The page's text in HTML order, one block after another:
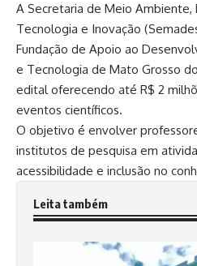
A Secretaria de Meio Ambiente,
Tecnologia e Inovação
Fundação de Apoio ao
e Tecnologia de Mato Grosso
edital oferecendo até R$ 2
eventos científicos.
O objetivo é envolver
institutos de pesquisa em
acessibilidade e inclusão no
Leita também